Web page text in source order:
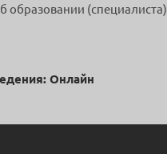
образовании (специалиста)
Онлайн